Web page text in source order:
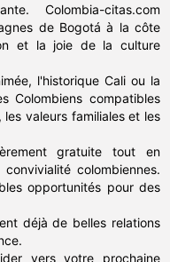
Colombia-citas.com
de Bogotá à la côte
et la joie de la culture
l'historique Cali ou la
Colombiens compatibles
valeurs familiales et les
gratuite tout en
colombiennes.
opportunités pour des
déjà de belles relations
vers votre prochaine